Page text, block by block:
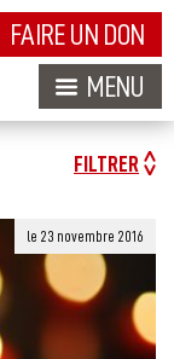
FAIRE UN DON
MENU
FILTRER
le 23 novembre 2016